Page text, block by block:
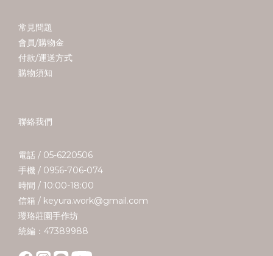
常見問題
會員/購物金
付款/運送方式
購物須知
聯絡我們
電話 / 05-6220506
手機 / 0956-706-074
時間 / 10:00-18:00
信箱 / keyura.work@gmail.com
瓔珞莊園手作坊
統編：47389988